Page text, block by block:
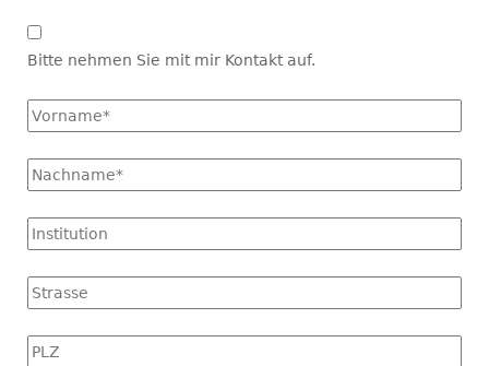
Kontakt
aufnehmen
Bitte nehmen Sie mit mir Kontakt auf.
Vorname
Name
Institution
Strasse
PLZ